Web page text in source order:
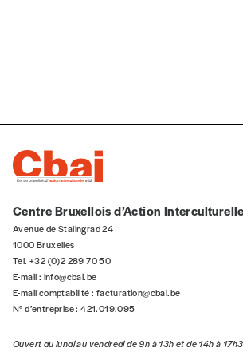
Centre Bruxellois d’Action Interculturelle
Avenue de Stalingrad 24
1000 Bruxelles
Tel. +32 (0)2 289 70 50
E-mail : info@cbai.be
E-mail comptabilité : facturation@cbai.be
N° d’entreprise : 421.019.095
Ouvert du lundi au vendredi de 9h à 13h et de 14h à